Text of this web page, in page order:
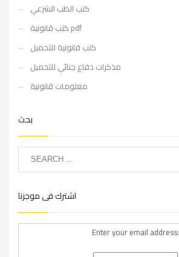
كتب الطب الشرعي
كتب قانونية pdf
كتب قانونية للتحميل
مذكرات دفاع جنائي للتحميل
معلومات قانونية
بحث
اشترك فى موجزنا
Enter your email address: